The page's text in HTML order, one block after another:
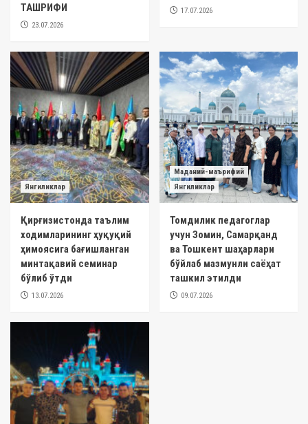
ТАШРИФИ
23.07.2026
17.07.2026
Янгиликлар
Қирғизистонда таълим
ходимларининг ҳуқуқий
ҳимоясига бағишланган
минтақавий семинар
бўлиб ўтди
13.07.2026
Маданий-маърифий
Янгиликлар
Томдилик педагоглар
учун Зомин, Самарқанд
ва Тошкент шаҳарлари
бўйлаб мазмунли саёҳат
ташкил этилди
09.07.2026